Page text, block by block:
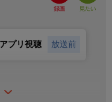
アプリ視聴 放送前